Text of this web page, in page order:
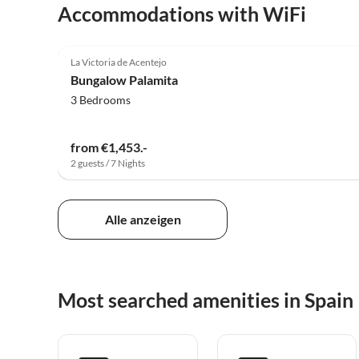
Accommodations with WiFi
Super Host
La Victoria de Acentejo
Bungalow Palamita
3 Bedrooms
from €1,453.-
2 guests / 7 Nights
Alle anzeigen
Most searched amenities in Spain